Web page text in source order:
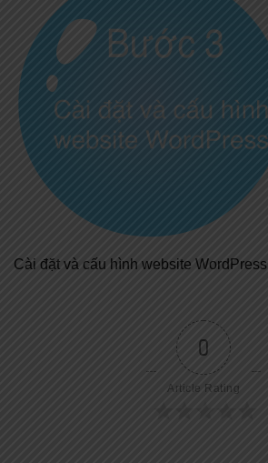
Cài đặt và cấu hình website WordPress
0
Article Rating